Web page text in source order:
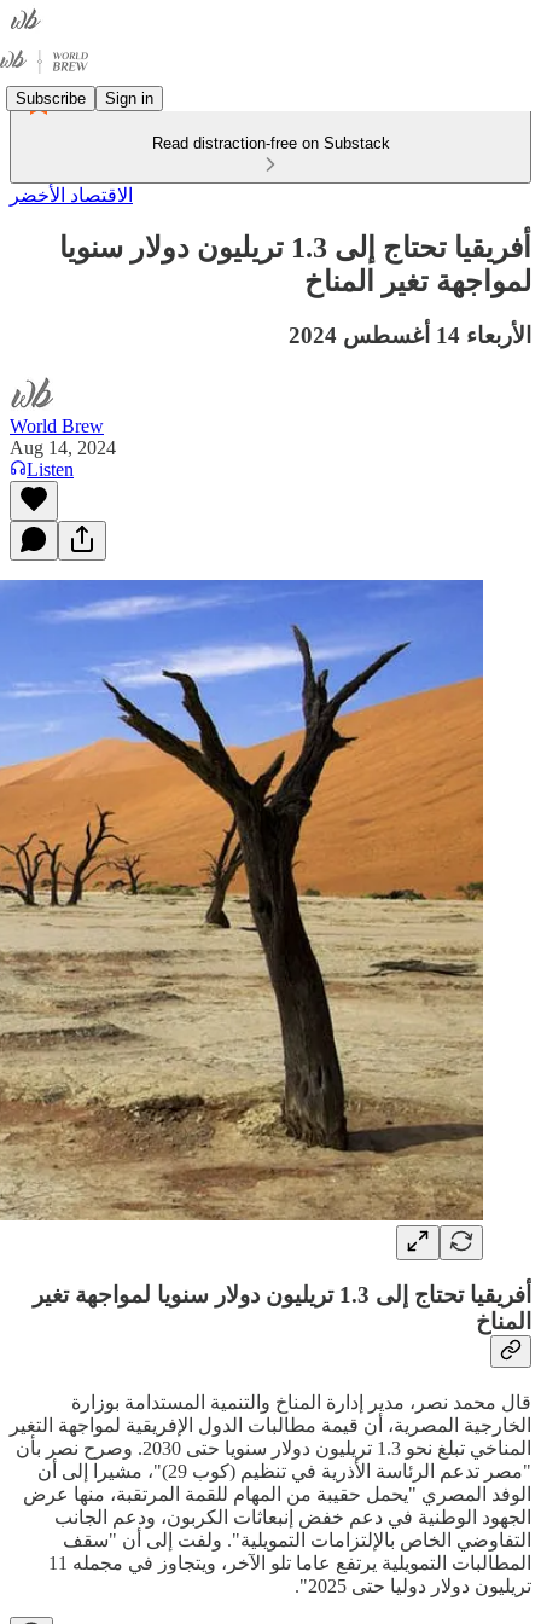
Subscribe Sign in
Read distraction-free on Substack
الاقتصاد الأخضر
أفريقيا تحتاج إلى 1.3 تريليون دولار سنويا
لمواجهة تغير المناخ
الأربعاء 14 أغسطس 2024
World Brew
Aug 14, 2024
Listen
أفريقيا تحتاج إلى 1.3 تريليون دولار سنويا لمواجهة تغير
المناخ
قال محمد نصر، مدير إدارة المناخ والتنمية المستدامة بوزارة
الخارجية المصرية، أن قيمة مطالبات الدول الإفريقية لمواجهة التغير
المناخي تبلغ نحو 1.3 تريليون دولار سنويا حتى 2030. وصرح نصر بأن
"مصر تدعم الرئاسة الأذرية في تنظيم (كوب 29)"، مشيرا إلى أن
الوفد المصري "يحمل حقيبة من المهام للقمة المرتقبة، منها عرض
الجهود الوطنية في دعم خفض إنبعاثات الكربون، ودعم الجانب
التفاوضي الخاص بالإلتزامات التمويلية". ولفت إلى أن "سقف
المطالبات التمويلية يرتفع عاما تلو الآخر، ويتجاوز في مجمله 11
تريليون دولار دوليا حتى 2025".